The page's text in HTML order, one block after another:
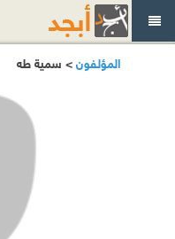
المؤلفون> سمية طه